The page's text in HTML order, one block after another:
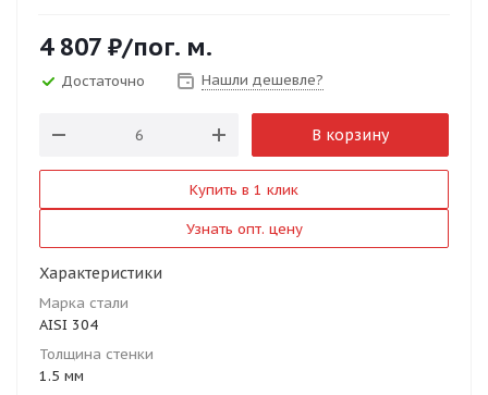
4 807 ₽/пог. м.
Достаточно Нашли дешевле?
В корзину
Купить в 1 клик
Узнать опт. цену
Характеристики
Марка стали
AISI 304
Толщина стенки
1.5 мм